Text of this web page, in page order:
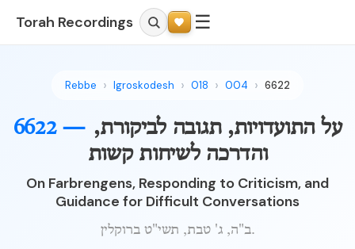
Torah Recordings ☰
Rebbe Igroskodesh 018 004 6622
6622 — על התועדויות, תגובה לביקורת,
והדרכה לשיחות קשות
On Farbrengens, Responding to Criticism, and
Guidance for Difficult Conversations
ב"ה, ג' טבת, תשי"ט ברוקלין.